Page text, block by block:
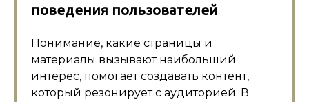
поведения пользователей
Понимание, какие страницы и
материалы вызывают наибольший
интерес, помогает создавать контент,
который резонирует с аудиторией. В